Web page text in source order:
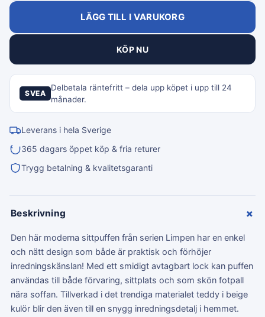
LÄGG TILL I VARUKORG
KÖP NU
SVEA
Delbetala räntefritt – dela upp köpet i upp till 24
månader.
Leverans i hela Sverige
365 dagars öppet köp & fria returer
Trygg betalning & kvalitetsgaranti
Beskrivning +
Den här moderna sittpuffen från serien Limpen har en enkel
och nätt design som både är praktisk och förhöjer
inredningskänslan! Med ett smidigt avtagbart lock kan puffen
användas till både förvaring, sittplats och som skön fotpall
nära soffan. Tillverkad i det trendiga materialet teddy i beige
kulör blir den även till en snygg inredningsdetalj i hemmet.